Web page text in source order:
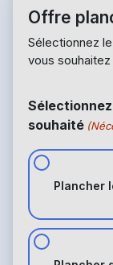
Offre
Sélectionnez
vous
souhaité
Plancher